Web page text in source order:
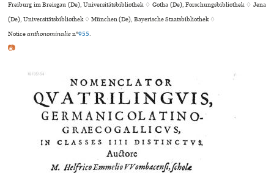
Freiburg im Breisgau (De), Universitätsbibliothek ♢ Gotha (De), Forschungsbibliothek ♢ Jena
(De), Universitätsbibliothek ♢ München (De), Bayerische Staatsbibliothek ♢
Noticeanthonominalien°955.
📷